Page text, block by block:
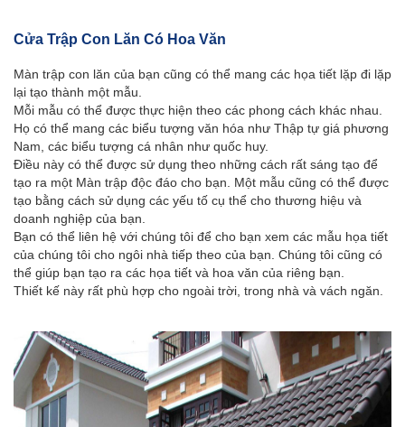
Cửa Trập Con Lăn Có Hoa Văn
Màn trập con lăn của bạn cũng có thể mang các họa tiết lặp đi lặp
lại tạo thành một mẫu.
Mỗi mẫu có thể được thực hiện theo các phong cách khác nhau.
Họ có thể mang các biểu tượng văn hóa như Thập tự giá phương
Nam, các biểu tượng cá nhân như quốc huy.
Điều này có thể được sử dụng theo những cách rất sáng tạo để
tạo ra một Màn trập độc đáo cho bạn. Một mẫu cũng có thể được
tạo bằng cách sử dụng các yếu tố cụ thể cho thương hiệu và
doanh nghiệp của bạn.
Bạn có thể liên hệ với chúng tôi để cho bạn xem các mẫu họa tiết
của chúng tôi cho ngôi nhà tiếp theo của bạn. Chúng tôi cũng có
thể giúp bạn tạo ra các họa tiết và hoa văn của riêng bạn.
Thiết kế này rất phù hợp cho ngoài trời, trong nhà và vách ngăn.